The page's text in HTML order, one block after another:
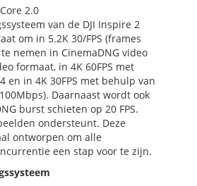
2.0
van de DJI Inspire 2
om in 5.2K 30/FPS (frames
nemen in CinemaDNG video
formaat, in 4K 60FPS met
en in 4K 30FPS met behulp van
Daarnaast wordt ook
burst schieten op 20 FPS.
ondersteunt. Deze
ontworpen om alle
een stap voor te zijn.